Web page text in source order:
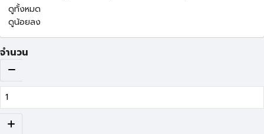
ดูทั้งหมด
ดูน้อยลง
จำนวน